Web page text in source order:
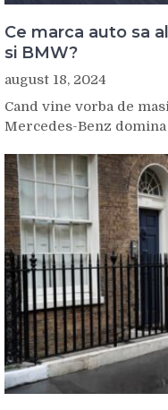
Ce marca auto sa
si BMW?
august 18, 2024
Cand vine vorba de
Mercedes-Benz domina